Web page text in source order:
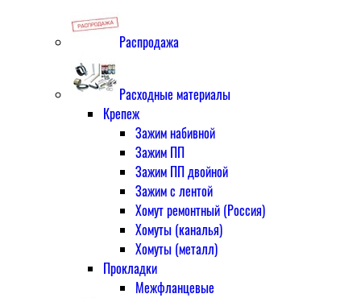
Распродажа
Расходные материалы
Крепеж
Зажим набивной
Зажим ПП
Зажим ПП двойной
Зажим с лентой
Хомут ремонтный (Россия)
Хомуты (каналья)
Хомуты (металл)
Прокладки
Межфланцевые